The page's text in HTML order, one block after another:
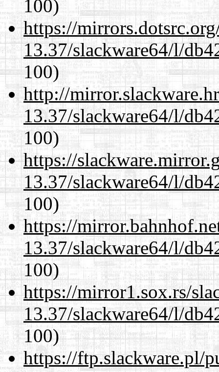
100)
https://
13.37/slackware64/l/
100)
http://
13.37/slackware64/l/
100)
https://
13.37/slackware64/l/
100)
https://
13.37/slackware64/l/
100)
https://mirror1.sox.rs/
13.37/slackware64/l/
100)
https://ftp.slackware.pl/